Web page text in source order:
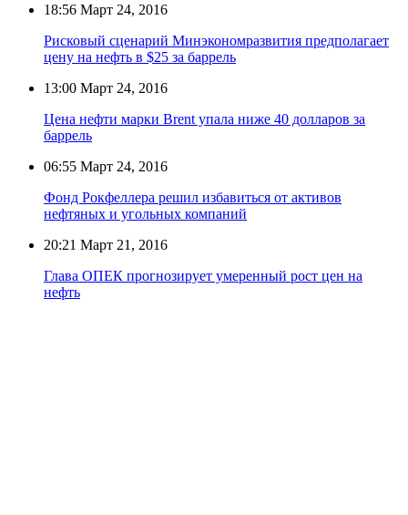
18:56 Март 24, 2016
Рисковый сценарий Минэкономразвития предполагает
цену на нефть в $25 за баррель
13:00 Март 24, 2016
Цена нефти марки Brent упала ниже 40 долларов за
баррель
06:55 Март 24, 2016
Фонд Рокфеллера решил избавиться от активов
нефтяных и угольных компаний
20:21 Март 21, 2016
Глава ОПЕК прогнозирует умеренный рост цен на
нефть